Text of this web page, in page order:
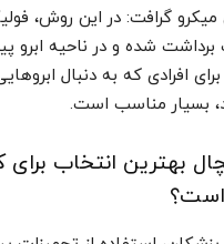
گرافت: در این روش،
شده و در ناحیه ابرو
افرادی که به دنبال
بسیار مناسب است.
بهترین انتخاب
است؟